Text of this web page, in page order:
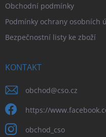
Obchodní podmínky
Podmínky ochrany osobních
Bezpečnostní listy ke zboží
KONTAKT
obchod@cso.cz
https://
obchod_cso